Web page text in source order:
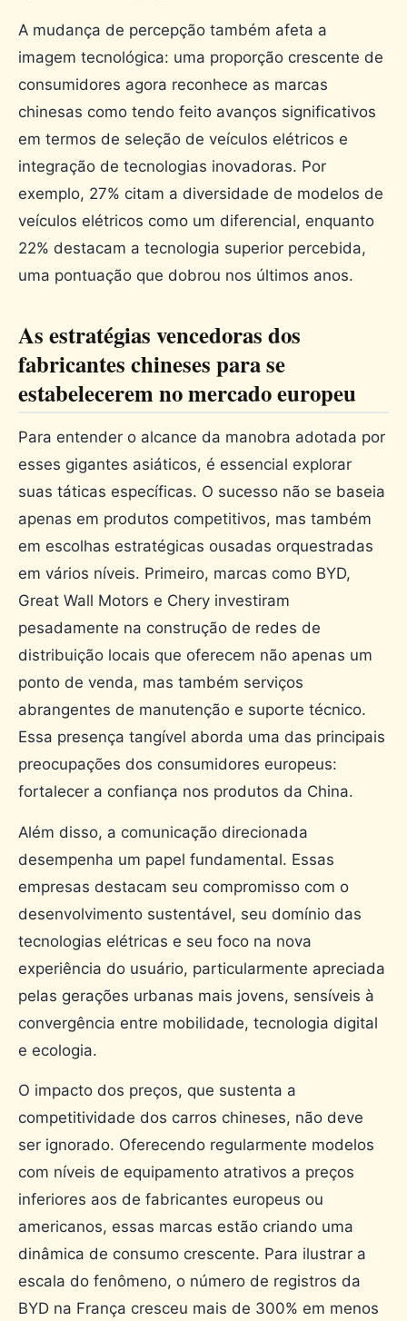
A mudança de percepção também afeta a
imagem tecnológica: uma proporção crescente de
consumidores agora reconhece as marcas
chinesas como tendo feito avanços significativos
em termos de seleção de veículos elétricos e
integração de tecnologias inovadoras. Por
exemplo, 27% citam a diversidade de modelos de
veículos elétricos como um diferencial, enquanto
22% destacam a tecnologia superior percebida,
uma pontuação que dobrou nos últimos anos.
As estratégias vencedoras dos
fabricantes chineses para se
estabelecerem no mercado europeu
Para entender o alcance da manobra adotada por
esses gigantes asiáticos, é essencial explorar
suas táticas específicas. O sucesso não se baseia
apenas em produtos competitivos, mas também
em escolhas estratégicas ousadas orquestradas
em vários níveis. Primeiro, marcas como BYD,
Great Wall Motors e Chery investiram
pesadamente na construção de redes de
distribuição locais que oferecem não apenas um
ponto de venda, mas também serviços
abrangentes de manutenção e suporte técnico.
Essa presença tangível aborda uma das principais
preocupações dos consumidores europeus:
fortalecer a confiança nos produtos da China.
Além disso, a comunicação direcionada
desempenha um papel fundamental. Essas
empresas destacam seu compromisso com o
desenvolvimento sustentável, seu domínio das
tecnologias elétricas e seu foco na nova
experiência do usuário, particularmente apreciada
pelas gerações urbanas mais jovens, sensíveis à
convergência entre mobilidade, tecnologia digital
e ecologia.
O impacto dos preços, que sustenta a
competitividade dos carros chineses, não deve
ser ignorado. Oferecendo regularmente modelos
com níveis de equipamento atrativos a preços
inferiores aos de fabricantes europeus ou
americanos, essas marcas estão criando uma
dinâmica de consumo crescente. Para ilustrar a
escala do fenômeno, o número de registros da
BYD na França cresceu mais de 300% em menos